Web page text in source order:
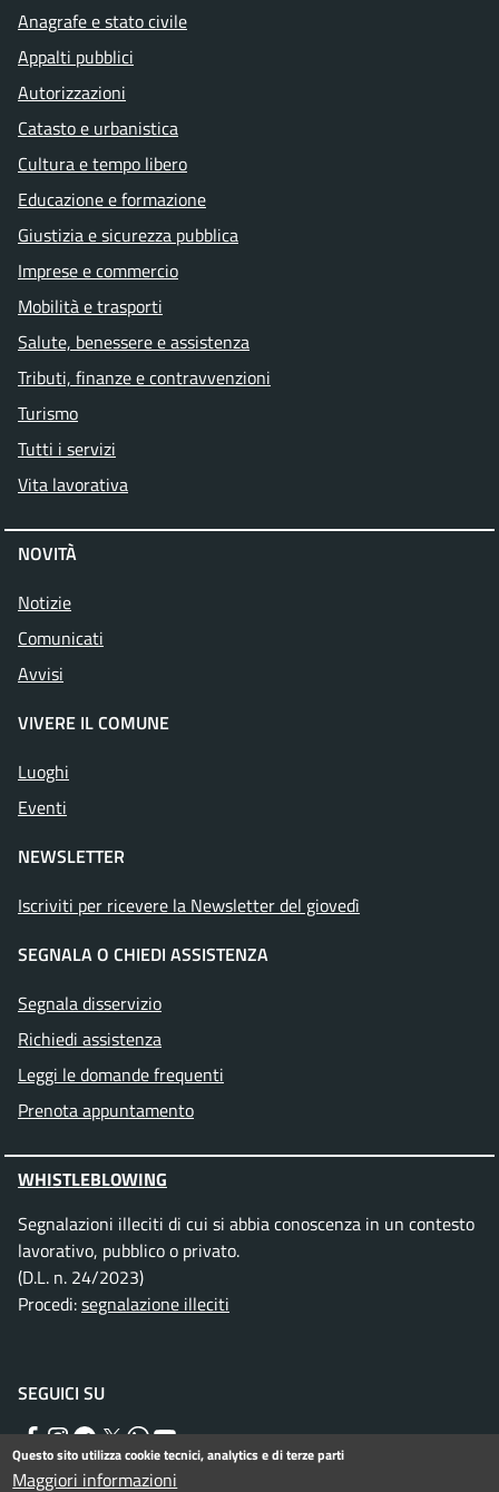
Anagrafe e stato civile
Appalti pubblici
Autorizzazioni
Catasto e urbanistica
Cultura e tempo libero
Educazione e formazione
Giustizia e sicurezza pubblica
Imprese e commercio
Mobilità e trasporti
Salute, benessere e assistenza
Tributi, finanze e contravvenzioni
Turismo
Tutti i servizi
Vita lavorativa
NOVITÀ
Notizie
Comunicati
Avvisi
VIVERE IL COMUNE
Luoghi
Eventi
NEWSLETTER
Iscriviti per ricevere la Newsletter del giovedì
SEGNALA O CHIEDI ASSISTENZA
Segnala disservizio
Richiedi assistenza
Leggi le domande frequenti
Prenota appuntamento
WHISTLEBLOWING
Segnalazioni illeciti di cui si abbia conoscenza in un contesto
lavorativo, pubblico o privato.
(D.L. n. 24/2023)
Procedi:segnalazione illeciti
SEGUICI SU
Facebook
Instagram
Telegram
TwitterWhatsApp
YouTube
Questo sito utilizza cookie tecnici, analytics e di terze parti
Maggiori informazioni